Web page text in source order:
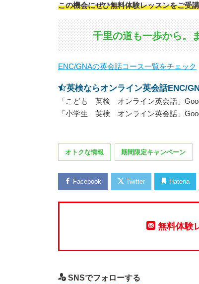
この機会にぜひ無料体験レッスンをご受
千里の道も一歩から。
ENC/GNAの英会話コース一覧をチェック
英検ならオンライン英会話ENC/
「こども 英検 オンライン英会話」
「小学生 英検 オンライン英会話」
オトクな情報 期間限定キャンペーン
Facebook Twitter Hatena
無料体験
SNSでフォローする